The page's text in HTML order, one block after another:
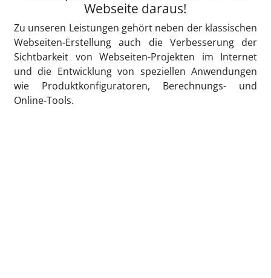
Webseite daraus!
Zu unseren Leistungen gehört neben der klassischen
Webseiten-Erstellung auch die Verbesserung der
Sichtbarkeit von Webseiten-Projekten im Internet
und die Entwicklung von speziellen Anwendungen
wie Produktkonfiguratoren, Berechnungs- und
Online-Tools.